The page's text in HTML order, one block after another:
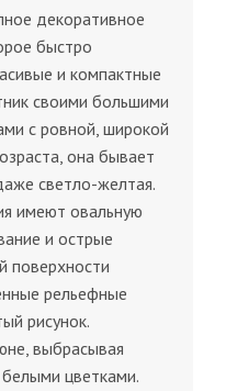
декоративное
быстро
и компактные
своими большими
с ровной, широкой
она бывает
светло-желтая.
имеют овальную
и острые
поверхности
рельефные
рисунок.
выбрасывая
цветками.